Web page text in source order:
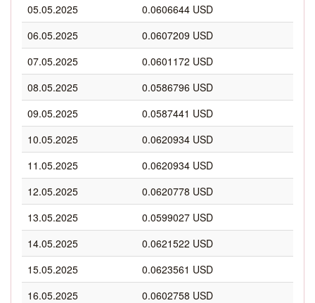
05.05.2025
0.0606644 USD
06.05.2025
0.0607209 USD
07.05.2025
0.0601172 USD
08.05.2025
0.0586796 USD
09.05.2025
0.0587441 USD
10.05.2025
0.0620934 USD
11.05.2025
0.0620934 USD
12.05.2025
0.0620778 USD
13.05.2025
0.0599027 USD
14.05.2025
0.0621522 USD
15.05.2025
0.0623561 USD
16.05.2025
0.0602758 USD